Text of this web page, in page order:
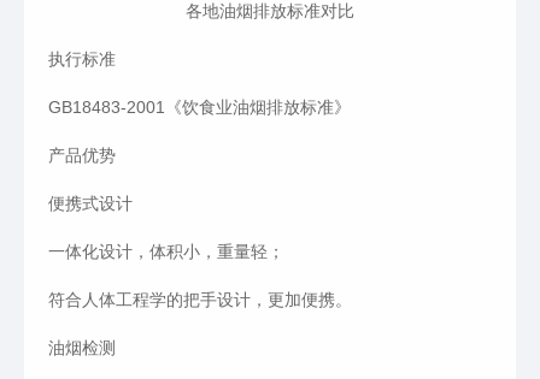
各地油烟排放标准对比
执行标准
GB18483-2001《饮食业油烟排放标准》
产品优势
便携式设计
一体化设计，体积小，重量轻；
符合人体工程学的把手设计，更加便携。
油烟检测